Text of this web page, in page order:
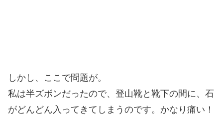
しかし、ここで問題が。
私は半ズボンだったので、登山靴と靴下の間に、石
がどんどん入ってきてしまうのです。かなり痛い！